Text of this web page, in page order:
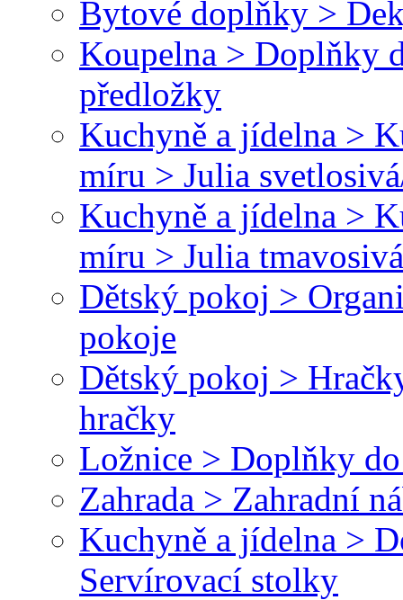
Bytové doplňky >
Koupelna > Doplňky
předložky
Kuchyně a jídelna >
míru > Julia
Kuchyně a jídelna >
míru > Julia
Dětský pokoj >
pokoje
Dětský pokoj >
hračky
Ložnice > Doplňky
Zahrada > Zahradní
Kuchyně a jídelna >
Servírovací stolky